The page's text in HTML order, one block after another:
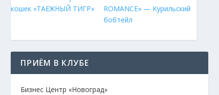
ПРИЁМ В КЛУБЕ
Бизнес Центр «Новоград»